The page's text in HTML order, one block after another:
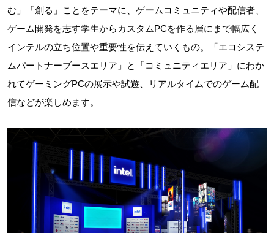
む」「創る」ことをテーマに、ゲームコミュニティや配信者、
ゲーム開発を志す学生からカスタムPCを作る層にまで幅広く
インテルの立ち位置や重要性を伝えていくもの。「エコシステ
ムパートナーブースエリア」と「コミュニティエリア」にわか
れてゲーミングPCの展示や試遊、リアルタイムでのゲーム配
信などが楽しめます。